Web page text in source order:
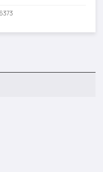
6373